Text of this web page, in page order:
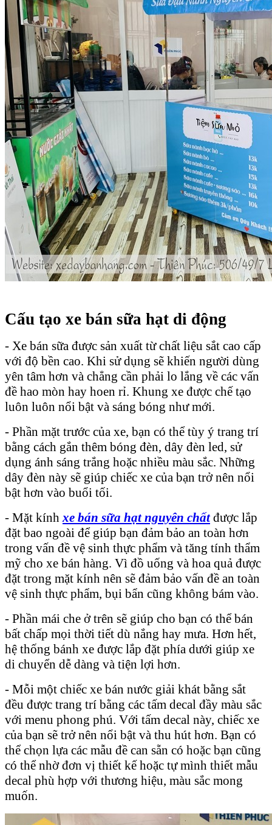
Cấu tạo xe bán sữa hạt di động
- Xe bán sữa được sản xuất từ chất liệu sắt cao cấp
với độ bền cao. Khi sử dụng sẽ khiến người dùng
yên tâm hơn và chẳng cần phải lo lắng về các vấn
đề hao mòn hay hoen rỉ. Khung xe được chế tạo
luôn luôn nổi bật và sáng bóng như mới.
- Phần mặt trước của xe, bạn có thể tùy ý trang trí
bằng cách gắn thêm bóng đèn, dây đèn led, sử
dụng ánh sáng trắng hoặc nhiều màu sắc. Những
dây đèn này sẽ giúp chiếc xe của bạn trở nên nổi
bật hơn vào buổi tối.
- Mặt kínhxe bán sữa hạt nguyên chấtđược lắp
đặt bao ngoài để giúp bạn đảm bảo an toàn hơn
trong vấn đề vệ sinh thực phẩm và tăng tính thẩm
mỹ cho xe bán hàng. Vì đồ uống và hoa quả được
đặt trong mặt kính nên sẽ đảm bảo vấn đề an toàn
vệ sinh thực phẩm, bụi bẩn cũng không bám vào.
- Phần mái che ở trên sẽ giúp cho bạn có thể bán
bất chấp mọi thời tiết dù nắng hay mưa. Hơn hết,
hệ thống bánh xe được lắp đặt phía dưới giúp xe
di chuyển dễ dàng và tiện lợi hơn.
- Mỗi một chiếc xe bán nước giải khát bằng sắt
đều được trang trí bằng các tấm decal đầy màu sắc
với menu phong phú. Với tấm decal này, chiếc xe
của bạn sẽ trở nên nổi bật và thu hút hơn. Bạn có
thể chọn lựa các mẫu đề can sẵn có hoặc bạn cũng
có thể nhờ đơn vị thiết kế hoặc tự mình thiết mẫu
decal phù hợp với thương hiệu, màu sắc mong
muốn.